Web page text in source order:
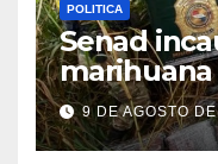
POLITICA
Senad
9 DE AGOSTO